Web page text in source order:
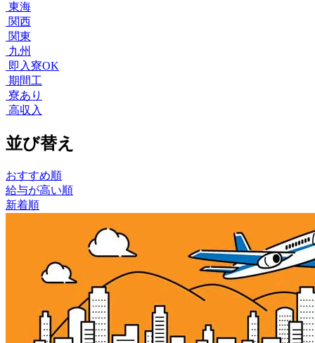
東海
関西
関東
九州
即入寮OK
期間工
寮あり
高収入
並び替え
おすすめ順
給与が高い順
新着順